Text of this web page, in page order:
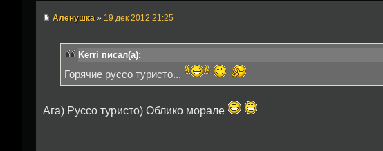
Аленушка » 19 дек 2012 21:25
Kerri писал(а):
Горячие руссо туристо...
Ага) Руссо туристо) Облико морале